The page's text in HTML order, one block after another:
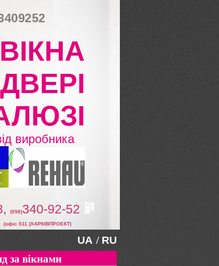
ВІКНА
ДВЕРІ
виробника
(098)340-92-52
(офіс 511 (ХАРКІВПРОЕКТ)
UA / RU
за вікнами